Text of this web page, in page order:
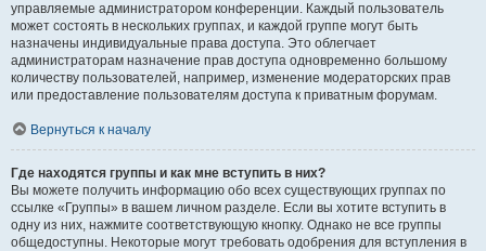
управляемые администратором конференции. Каждый пользователь
может состоять в нескольких группах, и каждой группе могут быть
назначены индивидуальные права доступа. Это облегчает
администраторам назначение прав доступа одновременно большому
количеству пользователей, например, изменение модераторских прав
или предоставление пользователям доступа к приватным форумам.
Вернуться к началу
Где находятся группы и как мне вступить в них?
Вы можете получить информацию обо всех существующих группах по
ссылке «Группы» в вашем личном разделе. Если вы хотите вступить в
одну из них, нажмите соответствующую кнопку. Однако не все группы
общедоступны. Некоторые могут требовать одобрения для вступления в